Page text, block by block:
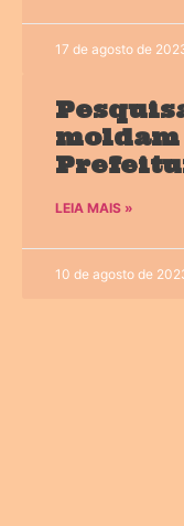
17 de agosto de
LEIA MAIS »
10 de agosto de